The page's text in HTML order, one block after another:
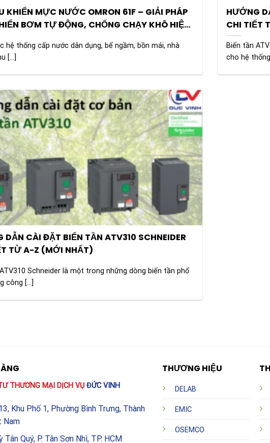
KHIỂN MỰC NƯỚC OMRON 61F – GIẢI PHÁP
BƠM TỰ ĐỘNG, CHỐNG CHẠY KHÔ HIỆU
hệ thống cấp nước dân dụng, bể ngầm, bồn mái, nhà
[...]
HƯỚNG
CHI TIẾT
Biến tần
cho hệ thống
DẪN CÀI ĐẶT BIẾN TẦN ATV310 SCHNEIDER
TỪ A-Z (MỚI NHẤT)
Schneider là một trong những dòng biến tần phổ
công [...]
THƯƠNG MẠI DỊCH VỤ ĐỨC VINH
Khu Phố 1, Phường Bình Trưng, Thành
Nam
Quý, P. Tân Sơn Nhì, TP. HCM
THƯƠNG HIỆU
DELAB
EMIC
OSEMCO